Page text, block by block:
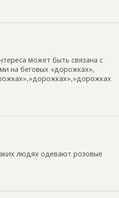
может быть связана с
на беговых «дорожках»,
людях одевают розовые